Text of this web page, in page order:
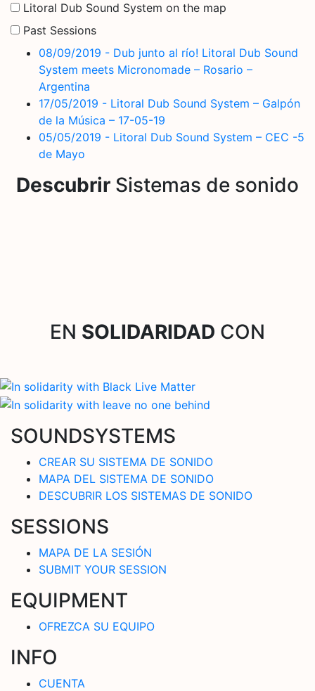
Litoral Dub Sound System on the map
Past Sessions
08/09/2019 - Dub junto al río! Litoral Dub Sound
System meets Micronomade – Rosario –
Argentina
17/05/2019 - Litoral Dub Sound System – Galpón
de la Música – 17-05-19
05/05/2019 - Litoral Dub Sound System – CEC -5
de Mayo
Descubrir Sistemas de sonido
EN SOLIDARIDAD CON
SOUNDSYSTEMS
CREAR SU SISTEMA DE SONIDO
MAPA DEL SISTEMA DE SONIDO
DESCUBRIR LOS SISTEMAS DE SONIDO
SESSIONS
MAPA DE LA SESIÓN
SUBMIT YOUR SESSION
EQUIPMENT
OFREZCA SU EQUIPO
INFO
CUENTA